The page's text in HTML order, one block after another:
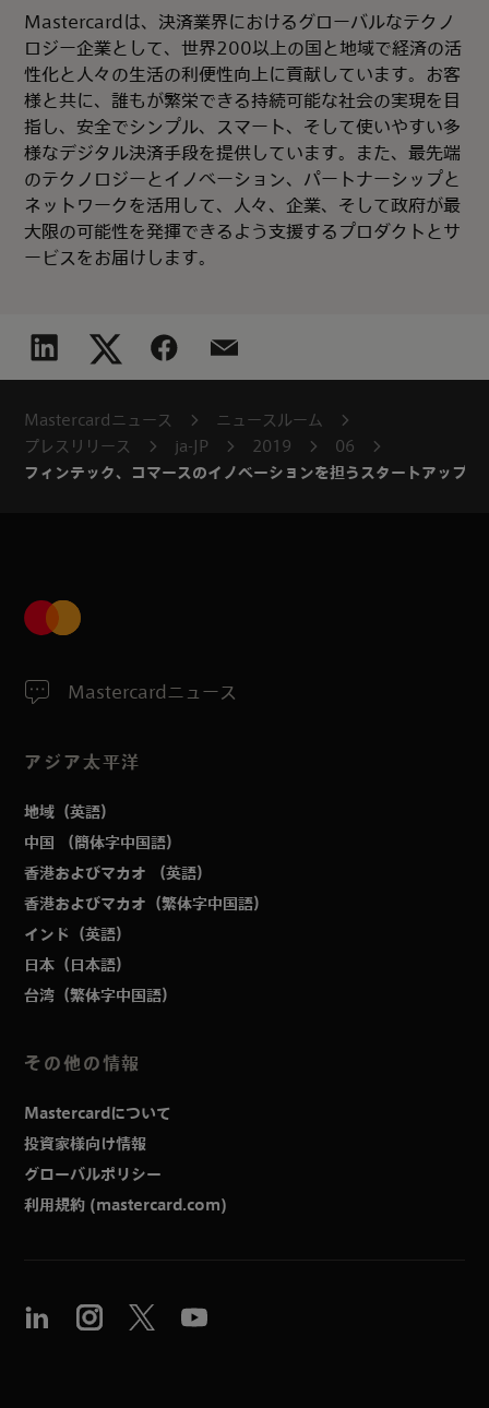
Mastercardは、決済業界におけるグローバルなテクノ
ロジー企業として、世界200以上の国と地域で経済の活
性化と人々の生活の利便性向上に貢献しています。お客
様と共に、誰もが繁栄できる持続可能な社会の実現を目
指し、安全でシンプル、スマート、そして使いやすい多
様なデジタル決済手段を提供しています。また、最先端
のテクノロジーとイノベーション、パートナーシップと
ネットワークを活用して、人々、企業、そして政府が最
大限の可能性を発揮できるよう支援するプロダクトとサ
ービスをお届けします。
Mastercardニュース
ニュースルーム
プレスリリース
ja-JP 2019
06
フィンテック、コマースのイノベーションを担うスタートアップ
Mastercardニュース
アジア太平洋
地域（英語）
中国 （簡体字中国語）
香港およびマカオ （英語）
香港およびマカオ（繁体字中国語）
インド（英語）
日本（日本語）
台湾（繁体字中国語）
その他の情報
Mastercardについて
投資家様向け情報
グローバルポリシー
利用規約 (mastercard.com)